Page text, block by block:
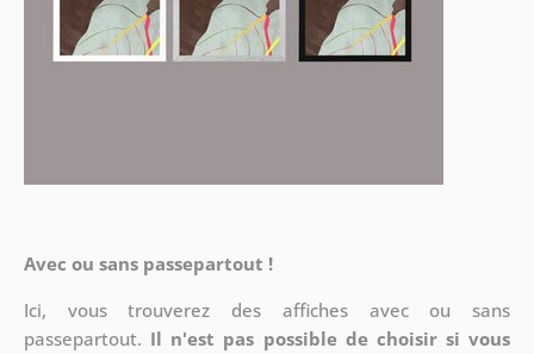
Avec ou sans passepartout !
Ici, vous trouverez des affiches avec ou sans
passepartout. Il n'est pas possible de choisir si vous